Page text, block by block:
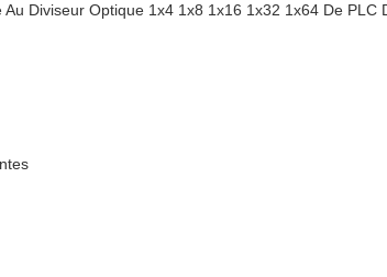
Diviseur Optique 1x4 1x8 1x16 1x32 1x64 De PLC